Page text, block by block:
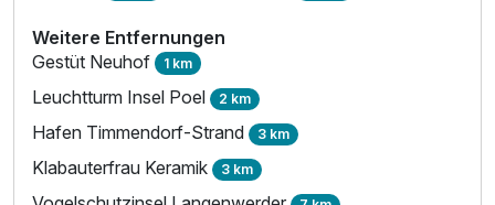
Weitere Entfernungen
Gestüt Neuhof 1 km
Leuchtturm Insel Poel 2 km
Hafen Timmendorf-Strand 3 km
Klabauterfrau Keramik 3 km